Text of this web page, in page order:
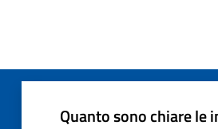
Quanto sono chiare le